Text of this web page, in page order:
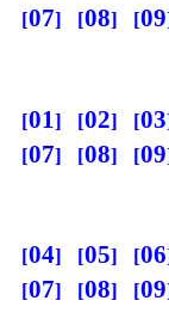
07
08 09
01 02 03
07
08 09
04 05
06
07
08 09